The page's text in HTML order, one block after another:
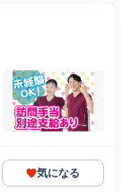
気になる